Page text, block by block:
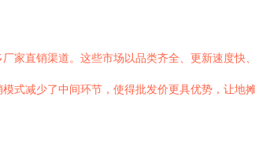
家直销渠道。这些市场以品类齐全、更新速度快
减少了中间环节，使得批发价更具优势，让地